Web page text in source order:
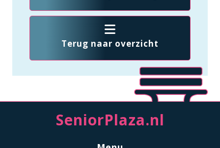
Terug naar overzicht
SeniorPlaza.nl